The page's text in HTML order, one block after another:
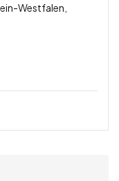
Westfalen,